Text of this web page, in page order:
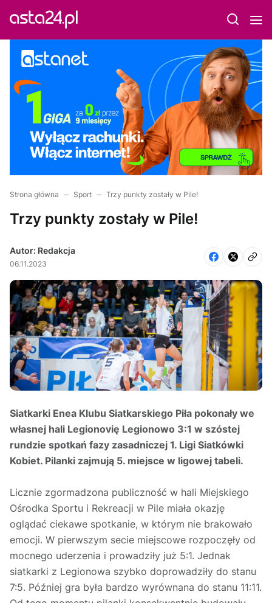
Strona główna Sport Trzy punkty zostały w Pile!
Trzy punkty zostały w Pile!
Autor: Redakcja
06.11.2023
Siatkarki Enea Klubu Siatkarskiego Piła pokonały we
własnej hali Legionovię Legionowo 3:1 w szóstej
rundzie spotkań fazy zasadniczej 1. Ligi Siatkówki
Kobiet. Pilanki zajmują 5. miejsce w ligowej tabeli.
Licznie zgormadzona publiczność w hali Miejskiego
Ośrodka Sportu i Rekreacji w Pile miała okazję
oglądać ciekawe spotkanie, w którym nie brakowało
emocji. W pierwszym secie miejscowe rozpoczęły od
mocnego uderzenia i prowadziły już 5:1. Jednak
siatkarki z Legionowa szybko doprowadziły do stanu
7:5. Później gra była bardzo wyrównana do stanu 11:11.